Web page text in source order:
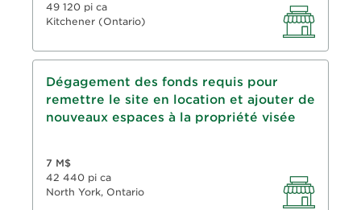
49 120 pi ca
Kitchener (Ontario)
Dégagement des fonds requis pour
remettre le site en location et ajouter de
nouveaux espaces à la propriété visée
7 M$
42 440 pi ca
North York, Ontario
Renouvellement de prêt-relais
conventionnel
Prêt de 1 an, amortissement de 3 ans